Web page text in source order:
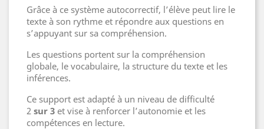
Grâce à ce système autocorrectif, l’élève peut lire le
texte à son rythme et répondre aux questions en
s’appuyant sur sa compréhension.
Les questions portent sur la compréhension
globale, le vocabulaire, la structure du texte et les
inférences.
Ce support est adapté à un niveau de difficulté
2 sur 3 et vise à renforcer l’autonomie et les
compétences en lecture.